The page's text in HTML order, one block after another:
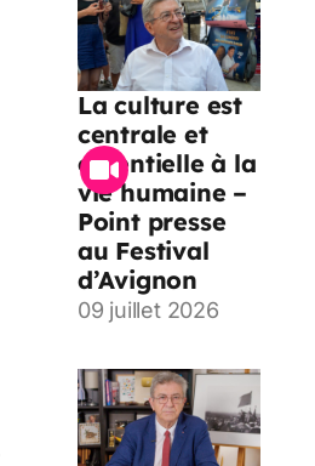
La culture est
centrale et
essentielle à la
vie humaine –
Point presse
au Festival
d’Avignon
09 juillet 2026